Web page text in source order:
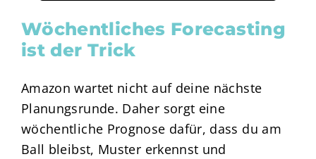
Wöchentliches Forecasting
ist der Trick
Amazon wartet nicht auf deine nächste
Planungsrunde. Daher sorgt eine
wöchentliche Prognose dafür, dass du am
Ball bleibst, Muster erkennst und